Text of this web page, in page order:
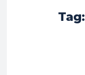
Tag: